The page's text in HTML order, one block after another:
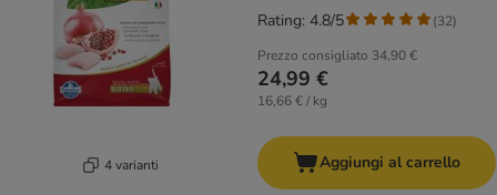
4 varianti
Prezzo consigliato 34,90 €
24,99 €
16,66 € / kg
Rating: 4.8/5 (32)
Aggiungi al carrello